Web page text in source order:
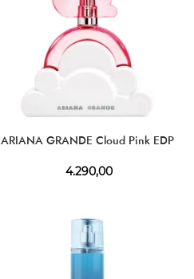
ARIANA GRANDE Cloud Pink EDP
4.290,00